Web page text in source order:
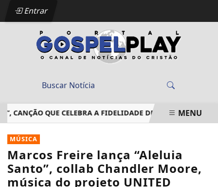
Entrar
QUE CELEBRA A FIDELIDADE DE DEUS EM MEIO ÀS
EM ALTA
MENU
MÚSICA
Marcos Freire lança “Aleluia
Santo”, collab Chandler Moore,
música do projeto UNITED